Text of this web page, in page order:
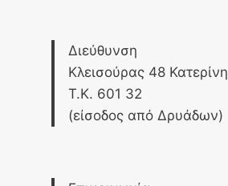
Διεύθυνση
Κλεισούρας 48 Κατερίνη
Τ.Κ. 601 32
(είσοδος από Δρυάδων)